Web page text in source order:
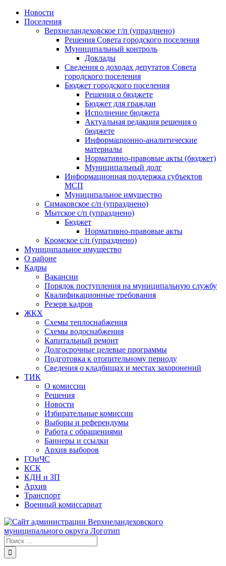
Skip
Новости
Поселения
Верхнеландеховское г/п (упразднено)
Решения Совета городского поселения
Муниципальный контроль
Доклады
Сведения о доходах депутатов Совета
городского поселения
Бюджет городского поселения
Решения о бюджете
Бюджет для граждан
Исполнение бюджета
Актуальная редакция решения о
бюджете
Информационно-аналитические
материалы
Нормативно-правовые акты (бюджет)
Муниципальный долг
Информационная поддержка субъектов
МСП
Муниципальное имущество
Симаковское с/п (упразднено)
Мытское с/п (упразднено)
Бюджет
Нормативно-правовые акты
Кромское с/п (упразднено)
Муниципальное имущество
О районе
Кадры
Вакансии
Порядок поступления на муниципальную службу
Квалификационные требования
Резерв кадров
ЖКХ
Схемы теплоснабжения
Схемы водоснабжения
Капитальный ремонт
Долгосрочные целевые программы
Подготовка к отопительному периоду
Сведения о кладбищах и местах захоронений
ТИК
О комиссии
Решения
Новости
Избирательные комиссии
Выборы и референдумы
Работа с обращениями
Баннеры и ссылки
Архив выборов
ГОиЧС
КСК
КДН и ЗП
Архив
Транспорт
Военный комиссариат
Результат
поиска: